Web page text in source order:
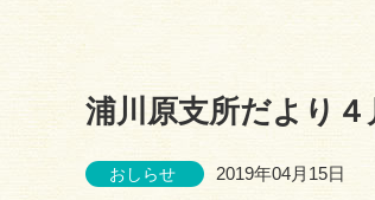
浦川原支所だより４
おしらせ 2019年04月15日